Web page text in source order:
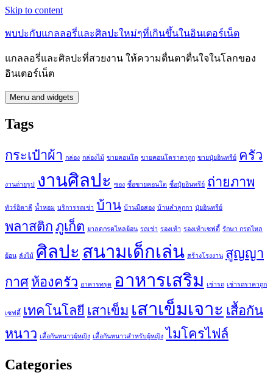
Skip to content
พบปะกับแกลลอรี่และศิลปะใหม่ๆที่เกินขึ้นในอินเตอร์เน็ต
แกลลอรี่และศิลปะที่สวยงาน ให้ความตื่นตาตื่นใจในโลกของ
อินเตอร์เน็ต
Menu and widgets
Tags
กระเป๋าผ้า กล่อง กล่องไม้ ขายคอนโด ขายคอนโดราคาถูก ขายปุ๋ยอินทรีย์ ครัว
งานถ่ายรูป งานศิลปะ ซอง ซื้อขายคอนโด ซื้อปุ๋ยอินทรีย์ ถ่ายภาพ
ทัวร์อิตาลี น้ำหอม บริการรถเช่า บ้าน บ้านมือสอง บ้านลำลูกกา ปุ๋ยอินทรีย์
พลาสติก ภูเก็ต ยาลดกรดไหลย้อน รถเช่า รองเท้า รองเท้าเซฟตี้ รักษา กรดไหล
ย้อน ลังไม้ ศิลปะ สนามเด็กเล่น สร้างโรงงาน สูญญา
กาศ ห้องครัว อาคารทรุด อาหารเสริม เช่ารถ เช่ารถราคาถูก
เซฟตี้ เทคโนโลยี เสาเข็ม เสาเข็มเจาะ เสื้อกัน
หนาว เสื้อกันหนาวผู้หญิง เสื้อกันหนาวสำหรับผู้หญิง ไมโครไฟล์
Categories